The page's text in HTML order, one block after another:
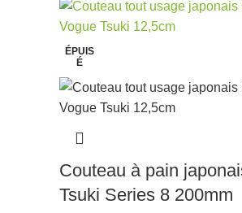
ÉPUIS
É
Couteau à pain
Tsuki Series 8 200mm